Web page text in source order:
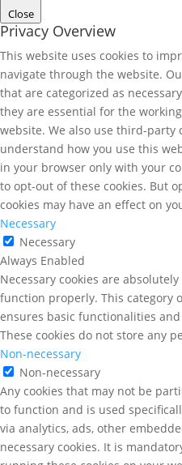
Close
Privacy Overview
This website uses cookies to
navigate through the website.
that are categorized as
they are essential for the
website. We also use third-party
understand how you use this
in your browser only with your
to opt-out of these cookies. But
cookies may have an effect on
Necessary
Necessary
Always Enabled
Necessary cookies are
function properly. This category
ensures basic functionalities
These cookies do not store any
Non-necessary
Non-necessary
Any cookies that may not be
to function and is used
via analytics, ads, other
necessary cookies. It is